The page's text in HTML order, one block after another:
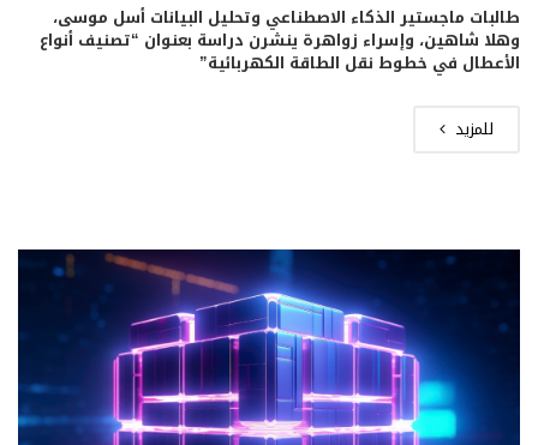
طالبات ماجستير الذكاء الاصطناعي وتحليل البيانات أسل موسى،
وهلا شاهين، وإسراء زواهرة ينشرن دراسة بعنوان “تصنيف أنواع
الأعطال في خطوط نقل الطاقة الكهربائية”
للمزيد